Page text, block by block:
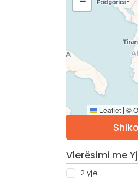
Leaflet | ©
Vlerësimi me
2 yje